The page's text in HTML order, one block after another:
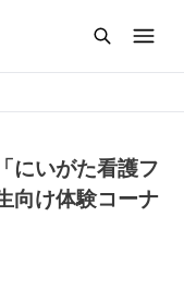
にいがた看護フ
向け体験コーナ